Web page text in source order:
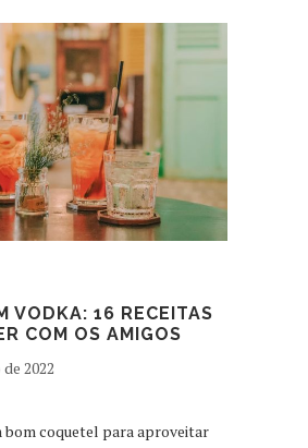
VODKA: 16 RECEITAS
COM OS AMIGOS
2022
bom coquetel para aproveitar